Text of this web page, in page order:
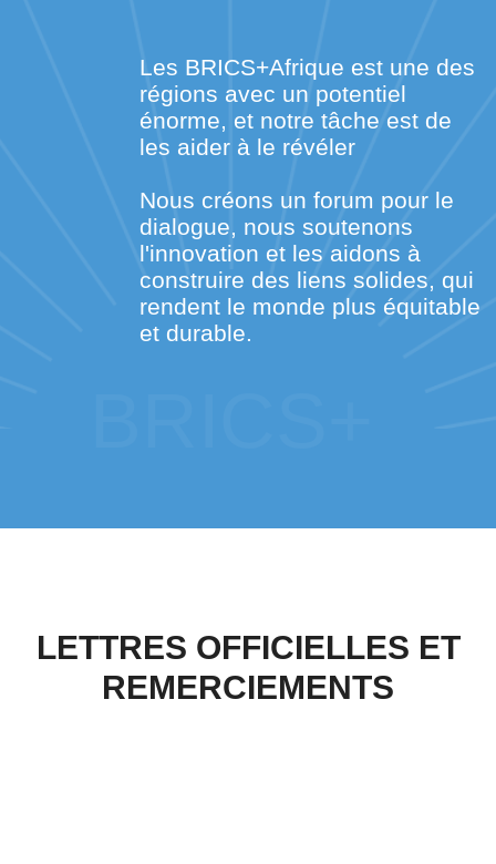
LETTRES OFFICIELLES ET
REMERCIEMENTS